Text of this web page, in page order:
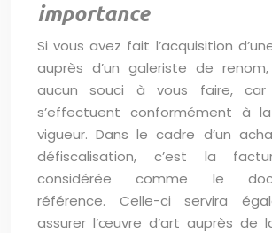
importance
Si vous avez fait l’acquisition
auprès d’un galeriste de renom,
aucun souci à vous faire,
s’effectuent conformément à
vigueur. Dans le cadre d’un
défiscalisation, c’est la
considérée comme le
référence. Celle-ci servira
assurer l’œuvre d’art auprès de